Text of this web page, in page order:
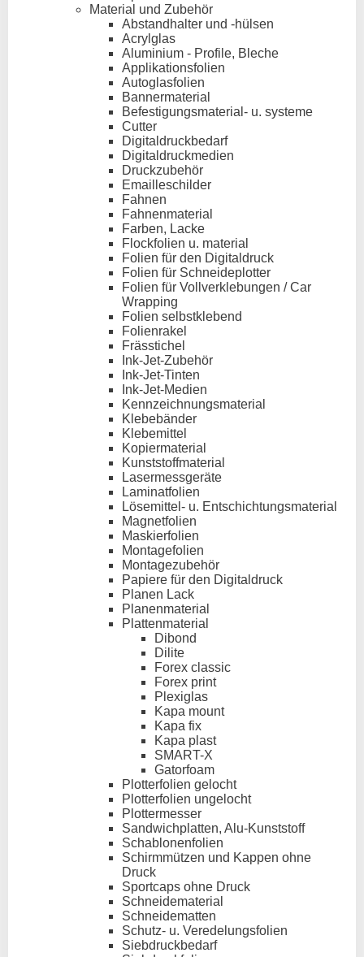
Material und Zubehör
Abstandhalter und -hülsen
Acrylglas
Aluminium - Profile, Bleche
Applikationsfolien
Autoglasfolien
Bannermaterial
Befestigungsmaterial- u. systeme
Cutter
Digitaldruckbedarf
Digitaldruckmedien
Druckzubehör
Emailleschilder
Fahnen
Fahnenmaterial
Farben, Lacke
Flockfolien u. material
Folien für den Digitaldruck
Folien für Schneideplotter
Folien für Vollverklebungen / Car
Wrapping
Folien selbstklebend
Folienrakel
Frässtichel
Ink-Jet-Zubehör
Ink-Jet-Tinten
Ink-Jet-Medien
Kennzeichnungsmaterial
Klebebänder
Klebemittel
Kopiermaterial
Kunststoffmaterial
Lasermessgeräte
Laminatfolien
Lösemittel- u. Entschichtungsmaterial
Magnetfolien
Maskierfolien
Montagefolien
Montagezubehör
Papiere für den Digitaldruck
Planen Lack
Planenmaterial
Plattenmaterial
Dibond
Dilite
Forex classic
Forex print
Plexiglas
Kapa mount
Kapa fix
Kapa plast
SMART-X
Gatorfoam
Plotterfolien gelocht
Plotterfolien ungelocht
Plottermesser
Sandwichplatten, Alu-Kunststoff
Schablonenfolien
Schirmmützen und Kappen ohne
Druck
Sportcaps ohne Druck
Schneidematerial
Schneidematten
Schutz- u. Veredelungsfolien
Siebdruckbedarf